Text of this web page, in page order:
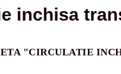
inchisa
"CIRCULATIE